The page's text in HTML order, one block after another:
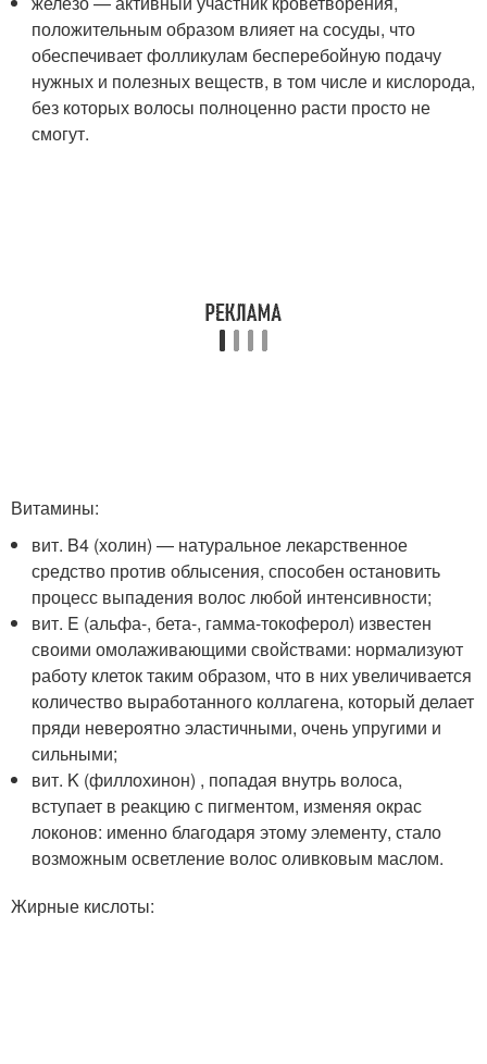
положительным образом влияет на сосуды, что
обеспечивает фолликулам бесперебойную подачу
нужных и полезных веществ, в том числе и кислорода,
без которых волосы полноценно расти просто не
смогут.
Витамины:
вит. B4 (холин) — натуральное лекарственное
средство против облысения, способен остановить
процесс выпадения волос любой интенсивности;
вит. E (альфа-, бета-, гамма-токоферол) известен
своими омолаживающими свойствами: нормализуют
работу клеток таким образом, что в них увеличивается
количество выработанного коллагена, который делает
пряди невероятно эластичными, очень упругими и
сильными;
вит. K (филлохинон) , попадая внутрь волоса,
вступает в реакцию с пигментом, изменяя окрас
локонов: именно благодаря этому элементу, стало
возможным осветление волос оливковым маслом.
Жирные кислоты: